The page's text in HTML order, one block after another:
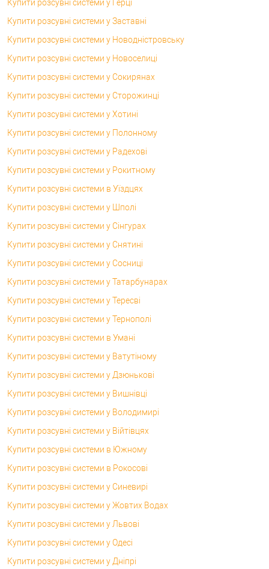
Купити розсувні системи у Герці
Купити розсувні системи у Заставні
Купити розсувні системи у Новодністровську
Купити розсувні системи у Новоселиці
Купити розсувні системи у Сокирянах
Купити розсувні системи у Сторожинці
Купити розсувні системи у Хотині
Купити розсувні системи у Полонному
Купити розсувні системи у Радехові
Купити розсувні системи у Рокитному
Купити розсувні системи в Уїздцях
Купити розсувні системи у Шполі
Купити розсувні системи у Сінгурах
Купити розсувні системи у Снятині
Купити розсувні системи у Сосниці
Купити розсувні системи у Татарбунарах
Купити розсувні системи у Тересві
Купити розсувні системи у Тернополі
Купити розсувні системи в Умані
Купити розсувні системи у Ватутіному
Купити розсувні системи у Дзюнькові
Купити розсувні системи у Вишнівці
Купити розсувні системи у Володимирі
Купити розсувні системи у Війтівцях
Купити розсувні системи в Южному
Купити розсувні системи в Рокосові
Купити розсувні системи у Синевирі
Купити розсувні системи у Жовтих Водах
Купити розсувні системи у Львові
Купити розсувні системи у Одесі
Купити розсувні системи у Дніпрі